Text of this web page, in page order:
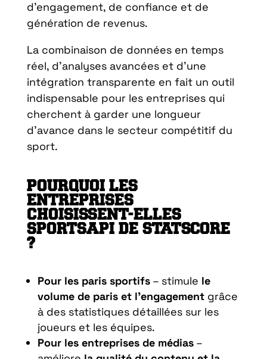
d’engagement, de confiance et de
génération de revenus.
La combinaison de données en temps
réel, d’analyses avancées et d’une
intégration transparente en fait un outil
indispensable pour les entreprises qui
cherchent à garder une longueur
d’avance dans le secteur compétitif du
sport.
POURQUOI LES
ENTREPRISES
CHOISISSENT-ELLES
SPORTSAPI DE STATSCORE
?
Pour les paris sportifs– stimule le
volume de paris et l’engagementgrâce
à des statistiques détaillées sur les
joueurs et les équipes.
Pour les entreprises de médias–